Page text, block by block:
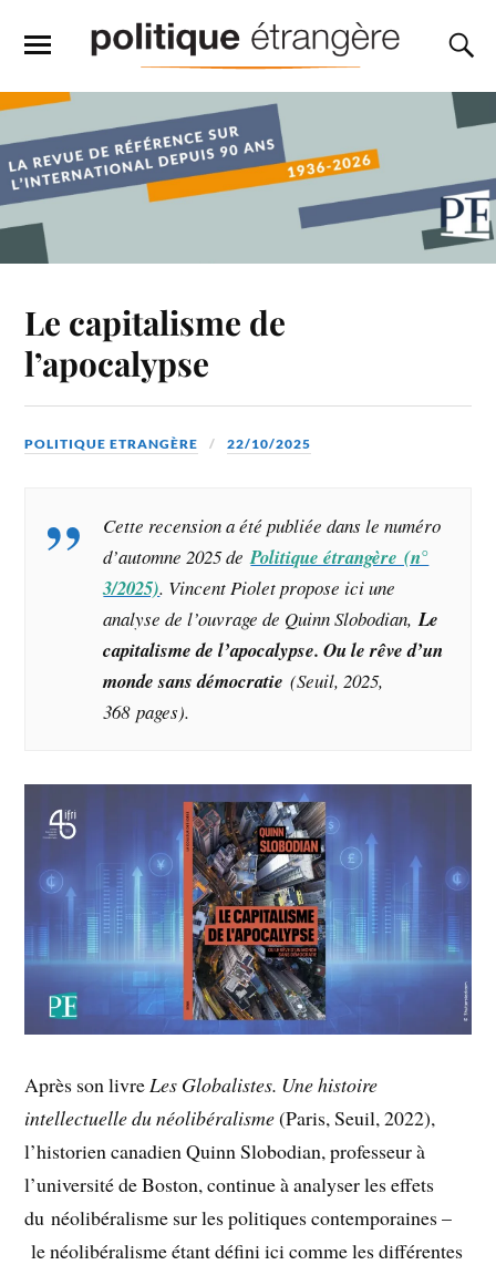
Le capitalisme de
l’apocalypse
POLITIQUE ETRANGÈRE 22/10/2025
Cette recension a été publiée dans le numéro
d’automne 2025 dePolitique étrangère (n°
3/2025). Vincent Piolet propose ici une
analyse de l’ouvrage de Quinn Slobodian, Le
capitalisme de l’apocalypse. Ou le rêve d’un
monde sans démocratie (Seuil, 2025,
368 pages).
Après son livre Les Globalistes. Une histoire
intellectuelle du néolibéralisme(Paris, Seuil, 2022),
l’historien canadien Quinn Slobodian, professeur à
l’université de Boston, continue à analyser les effets
du néolibéralisme sur les politiques contemporaines –
le néolibéralisme étant défini ici comme les différentes